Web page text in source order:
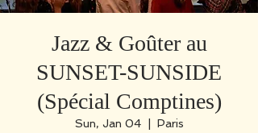
Jazz & Goûter au
SUNSET-SUNSIDE
(Spécial Comptines)
Sun, Jan 04
  |
Paris